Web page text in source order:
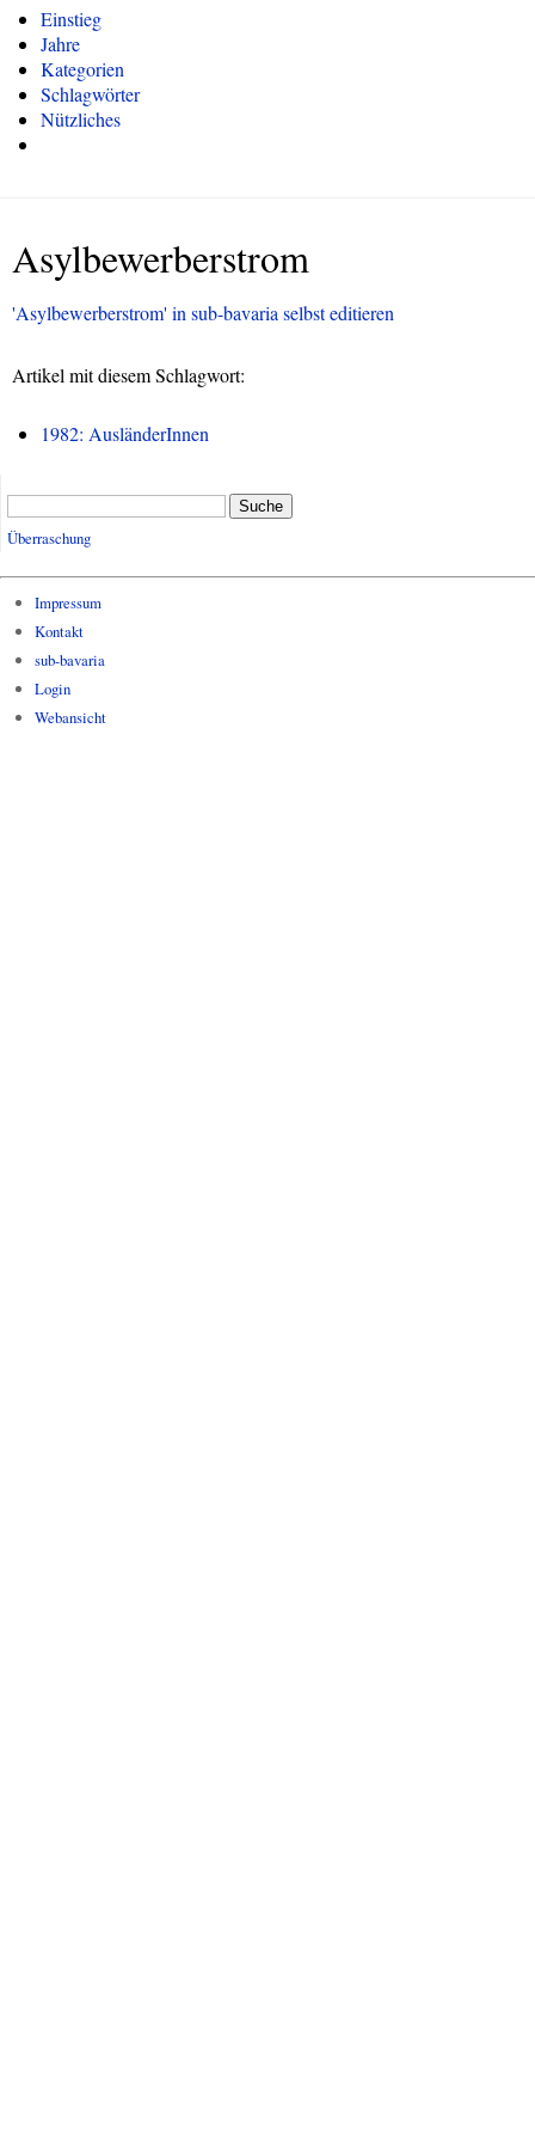
Einstieg
Jahre
Kategorien
Schlagwörter
Nützliches
Asylbewerberstrom
'Asylbewerberstrom' in sub-bavaria selbst editieren
Artikel mit diesem Schlagwort:
1982: AusländerInnen
Suche
Überraschung
Impressum
Kontakt
sub-bavaria
Login
Webansicht